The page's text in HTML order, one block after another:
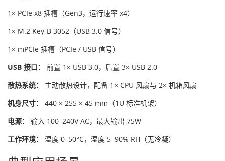
1× PCIe x8 插槽（Gen3，运行速率 x4）
1× M.2 Key-B 3052（USB 3.0 信号）
1× mPCIe 插槽（PCIe / USB 信号）
USB 接口：
前置 1× USB 3.0，后置 3× USB 2.0
散热系统：
主动散热设计，配备 1× CPU 风扇与 2× 机箱风扇
机身尺寸：
440 × 255 × 45 mm（1U 标准机架）
电源：
输入 100–240V AC，最大输出 75W
工作环境：
温度 0–50°C，湿度 5–90% RH（无冷凝）